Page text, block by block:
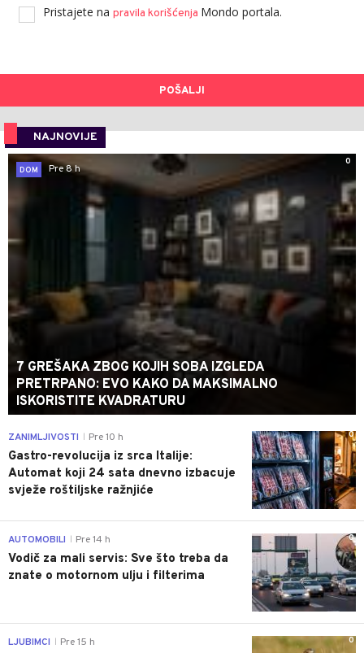
Pristajete na pravila korišćenja Mondo portala.
POŠALJI
NAJNOVIJE
0
DOM
Pre 8 h
7 GREŠAKA ZBOG KOJIH SOBA IZGLEDA
PRETRPANO: EVO KAKO DA MAKSIMALNO
ISKORISTITE KVADRATURU
0
ZANIMLJIVOSTI Pre 10 h
Gastro-revolucija iz srca Italije:
Automat koji 24 sata dnevno izbacuje
svježe roštiljske ražnjiće
0
AUTOMOBILI Pre 14 h
Vodič za mali servis: Sve što treba da
znate o motornom ulju i filterima
0
LJUBIMCI Pre 15 h